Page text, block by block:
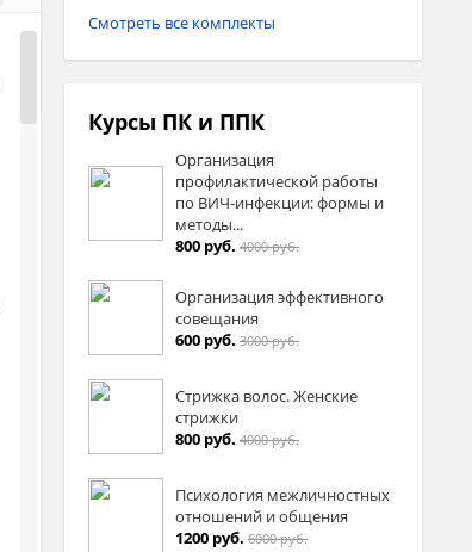
Смотреть все комплекты
Курсы ПК и ППК
Организация
профилактической работы
по ВИЧ-инфекции: формы и
методы...
800 руб. 4000 руб.
Организация эффективного
совещания
600 руб. 3000 руб.
Стрижка волос. Женские
стрижки
800 руб. 4000 руб.
Психология межличностных
отношений и общения
1200 руб. 6000 руб.